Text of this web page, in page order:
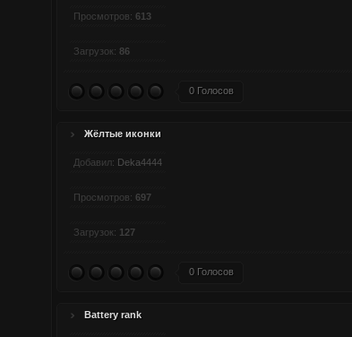
Просмотров: 613
Загрузок: 86
0 Голосов
Жёлтые иконки
Добавил: Deka4444
Просмотров: 697
Загрузок: 127
0 Голосов
Battery rank